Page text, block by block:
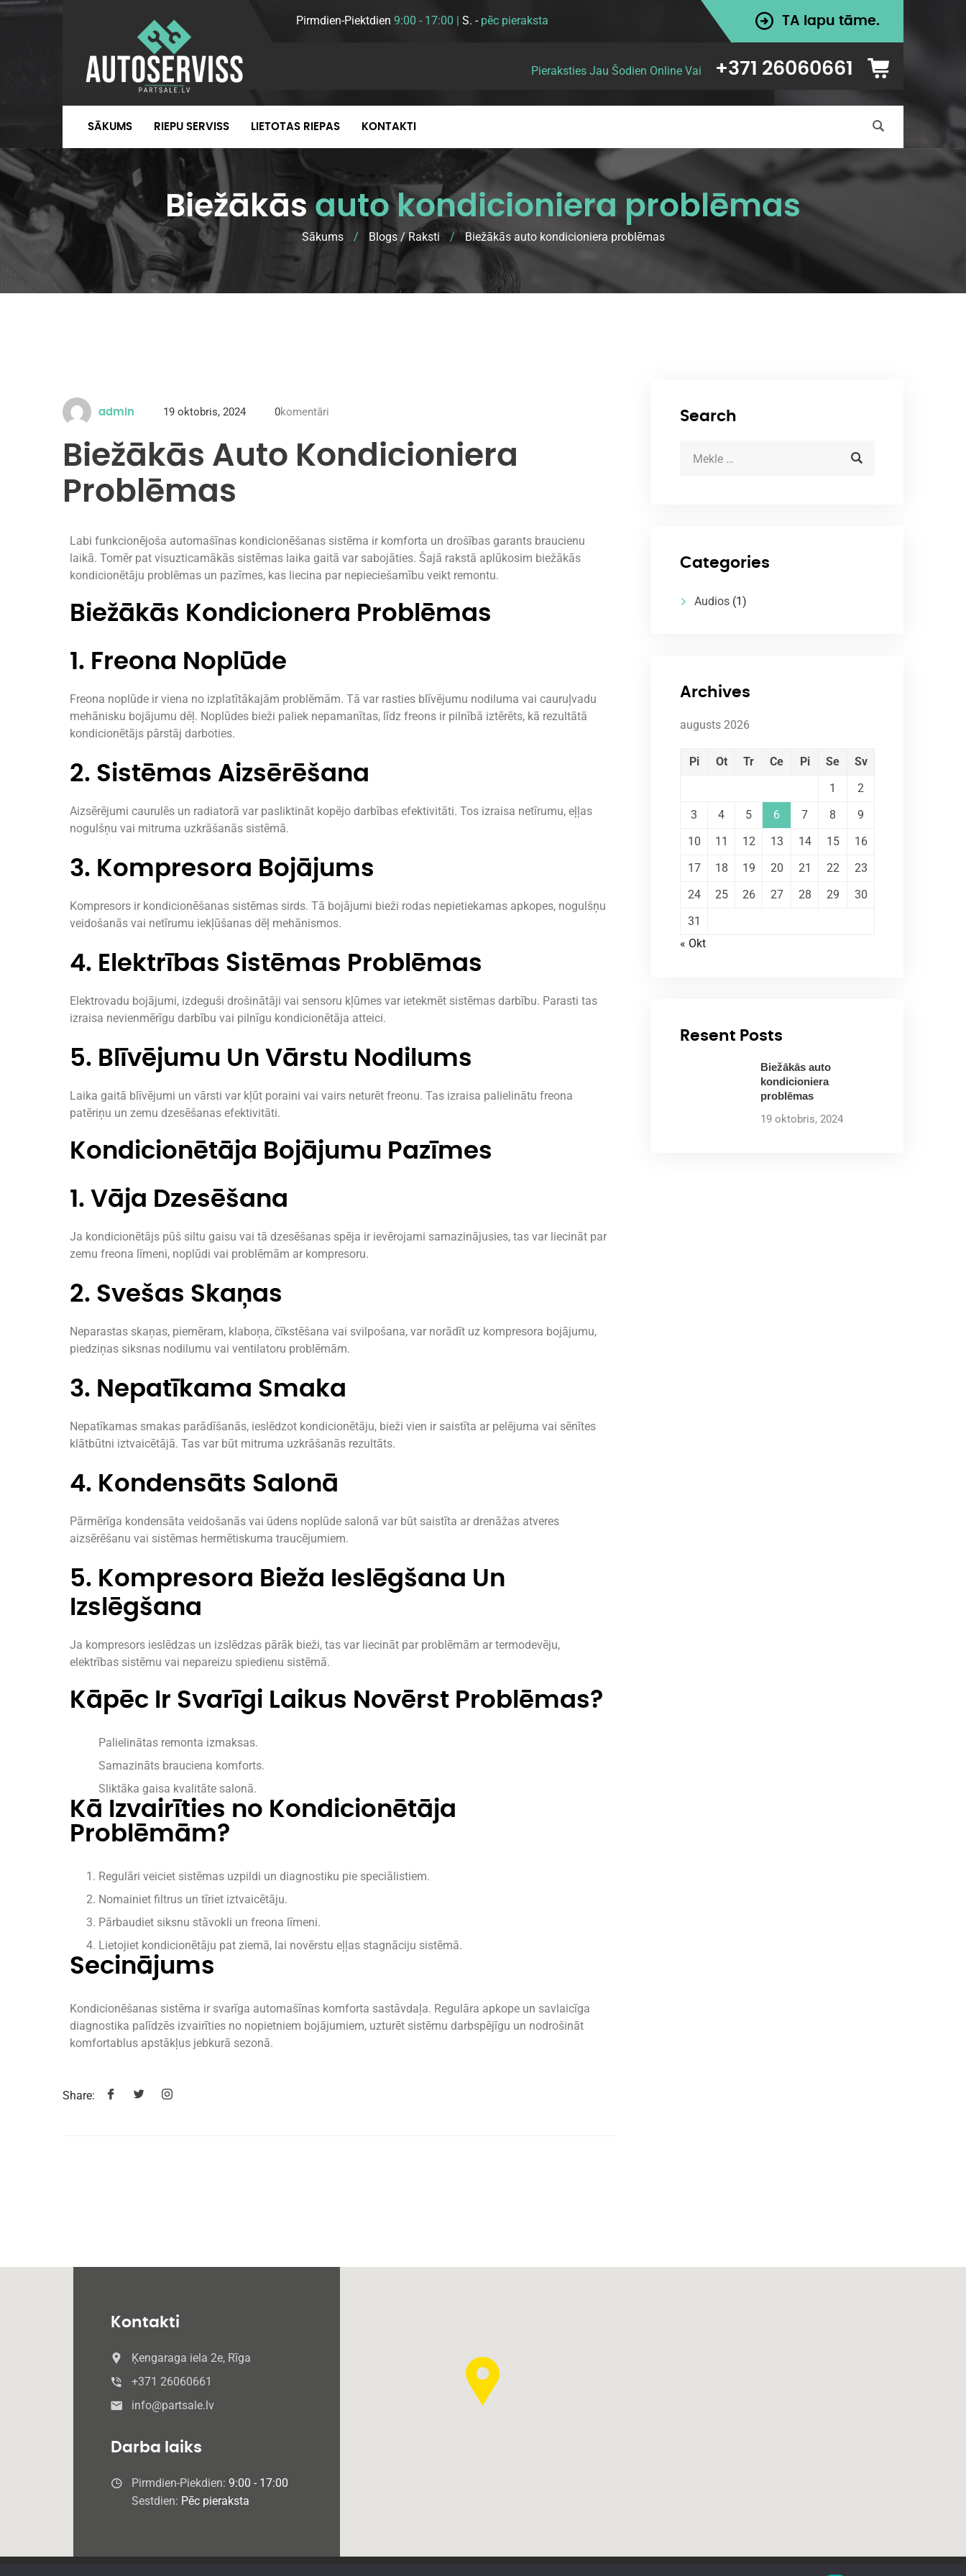
Pirmdien-Piektdien 9:00 - 17:00 | S. - pēc pieraksta TA lapu tāme.
Pieraksties Jau Šodien Online Vai +371 26060661
SĀKUMS RIEPU SERVISS LIETOTAS RIEPAS KONTAKTI
Biežākāsauto kondicioniera problēmas
Sākums / Blogs / Raksti / Biežākās auto kondicioniera problēmas
admin 19 oktobris, 2024 0komentāri
Biežākās Auto Kondicioniera
Problēmas
Labi funkcionējoša automašīnas kondicionēšanas sistēma ir komforta un drošības garants braucienu
laikā. Tomēr pat visuzticamākās sistēmas laika gaitā var sabojāties. Šajā rakstā aplūkosim biežākās
kondicionētāju problēmas un pazīmes, kas liecina par nepieciešamību veikt remontu.
Biežākās Kondicionera Problēmas
1. Freona Noplūde
Freona noplūde ir viena no izplatītākajām problēmām. Tā var rasties blīvējumu nodiluma vai cauruļvadu
mehānisku bojājumu dēļ. Noplūdes bieži paliek nepamanītas, līdz freons ir pilnībā iztērēts, kā rezultātā
kondicionētājs pārstāj darboties.
2. Sistēmas Aizsērēšana
Aizsērējumi caurulēs un radiatorā var pasliktināt kopējo darbības efektivitāti. Tos izraisa netīrumu, eļļas
nogulšņu vai mitruma uzkrāšanās sistēmā.
3. Kompresora Bojājums
Kompresors ir kondicionēšanas sistēmas sirds. Tā bojājumi bieži rodas nepietiekamas apkopes, nogulšņu
veidošanās vai netīrumu iekļūšanas dēļ mehānismos.
4. Elektrības Sistēmas Problēmas
Elektrovadu bojājumi, izdeguši drošinātāji vai sensoru kļūmes var ietekmēt sistēmas darbību. Parasti tas
izraisa nevienmērīgu darbību vai pilnīgu kondicionētāja atteici.
5. Blīvējumu Un Vārstu Nodilums
Laika gaitā blīvējumi un vārsti var kļūt poraini vai vairs neturēt freonu. Tas izraisa palielinātu freona
patēriņu un zemu dzesēšanas efektivitāti.
Kondicionētāja Bojājumu Pazīmes
1. Vāja Dzesēšana
Ja kondicionētājs pūš siltu gaisu vai tā dzesēšanas spēja ir ievērojami samazinājusies, tas var liecināt par
zemu freona līmeni, noplūdi vai problēmām ar kompresoru.
2. Svešas Skaņas
Neparastas skaņas, piemēram, klaboņa, čīkstēšana vai svilpošana, var norādīt uz kompresora bojājumu,
piedziņas siksnas nodilumu vai ventilatoru problēmām.
3. Nepatīkama Smaka
Nepatīkamas smakas parādīšanās, ieslēdzot kondicionētāju, bieži vien ir saistīta ar pelējuma vai sēnītes
klātbūtni iztvaicētājā. Tas var būt mitruma uzkrāšanās rezultāts.
4. Kondensāts Salonā
Pārmērīga kondensāta veidošanās vai ūdens noplūde salonā var būt saistīta ar drenāžas atveres
aizsērēšanu vai sistēmas hermētiskuma traucējumiem.
5. Kompresora Bieža Ieslēgšana Un
Izslēgšana
Ja kompresors ieslēdzas un izslēdzas pārāk bieži, tas var liecināt par problēmām ar termodevēju,
elektrības sistēmu vai nepareizu spiedienu sistēmā.
Kāpēc Ir Svarīgi Laikus Novērst Problēmas?
Palielinātas remonta izmaksas.
Samazināts brauciena komforts.
Sliktāka gaisa kvalitāte salonā.
Kā Izvairīties no Kondicionētāja
Problēmām?
Regulāri veiciet sistēmas uzpildi un diagnostiku pie speciālistiem.
Nomainiet filtrus un tīriet iztvaicētāju.
Pārbaudiet siksnu stāvokli un freona līmeni.
Lietojiet kondicionētāju pat ziemā, lai novērstu eļļas stagnāciju sistēmā.
Secinājums
Kondicionēšanas sistēma ir svarīga automašīnas komforta sastāvdaļa. Regulāra apkope un savlaicīga
diagnostika palīdzēs izvairīties no nopietniem bojājumiem, uzturēt sistēmu darbspējīgu un nodrošināt
komfortablus apstākļus jebkurā sezonā.
Share:
Search
Categories
Audios (1)
Archives
augusts 2026
Pi Ot Tr Ce Pi Se
Sv
1
2
3
4 5 6 7 8
9
10
11 12 13 14 15
16
17
18 19 20 21 22
23
24
25 26 27 28 29
30
31
« Okt
Resent Posts
Biežākās auto
kondicioniera
problēmas
19 oktobris, 2024
Kontakti
Ķengaraga iela 2e, Rīga
+371 26060661
info@partsale.lv
Darba laiks
Pirmdien-Piekdien: 9:00 - 17:00
Sestdien: Pēc pieraksta